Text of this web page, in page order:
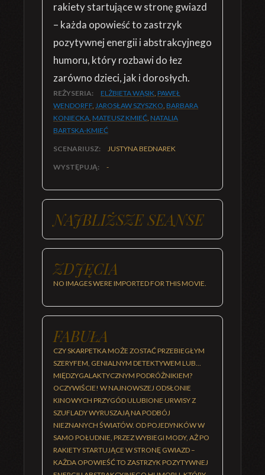
rakiety startujące w stronę gwiazd
– każda opowieść to zastrzyk
pozytywnej energii i abstrakcyjnego
humoru, który rozbawi do łez
zarówno dzieci, jak i dorosłych.
REŻYSERIA: ELŻBIETA WĄSIK, PAWEŁ
WENDORFF, JAROSŁAW SZYSZKO, BARBARA
KONIECKA, MATEUSZ KMIEĆ, NATALIA
BARTSKA-KMIEĆ
SCENARIUSZ: JUSTYNA BEDNAREK
WYSTĘPUJĄ: -
NAJBLIŻSZE SEANSE
ZDJĘCIA
NO IMAGES WERE IMPORTED FOR THIS MOVIE.
FABUŁA
CZY SKARPETKA MOŻE ZOSTAĆ PRZEBIEGŁYM
SZERYFEM, GENIALNYM DETEKTYWEM LUB...
MIĘDZYGALAKTYCZNYM PODRÓŻNIKIEM?
OCZYWIŚCIE! W NAJNOWSZEJ ODSŁONIE
KINOWYCH PRZYGÓD ULUBIONE URWISY Z
SZUFLADY WYRUSZAJĄ NA PODBÓJ
NIEZNANYCH ŚWIATÓW. OD POJEDYNKÓW W
SAMO POŁUDNIE, PRZEZ WYBIEGI MODY, AŻ PO
RAKIETY STARTUJĄCE W STRONĘ GWIAZD –
KAŻDA OPOWIEŚĆ TO ZASTRZYK POZYTYWNEJ